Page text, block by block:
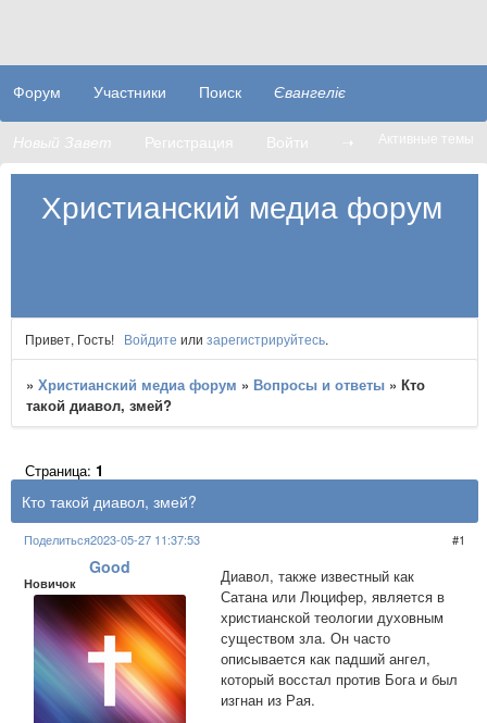
Христианский медиа форум
Форум Участники Поиск Євангеліє
Новый Завет Регистрация Войти ➝ Активные темы
Привет, Гость! Войдите или зарегистрируйтесь.
»Христианский медиа форум » Вопросы и ответы »Кто
такой диавол, змей?
Кто такой диавол, змей?
Страница:1
Поделиться 1
2023-05-27 11:37:53
Good
Новичок
Диавол, также известный как
Сатана или Люцифер, является в
христианской теологии духовным
существом зла. Он часто
описывается как падший ангел,
который восстал против Бога и был
изгнан из Рая.